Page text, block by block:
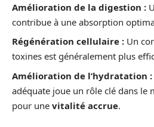
Amélioration de la digestion :
contribue à une absorption
Régénération cellulaire : Un
toxines est généralement plus
Amélioration de l’hydratation :
adéquate joue un rôle clé dans le
pour une vitalité accrue.